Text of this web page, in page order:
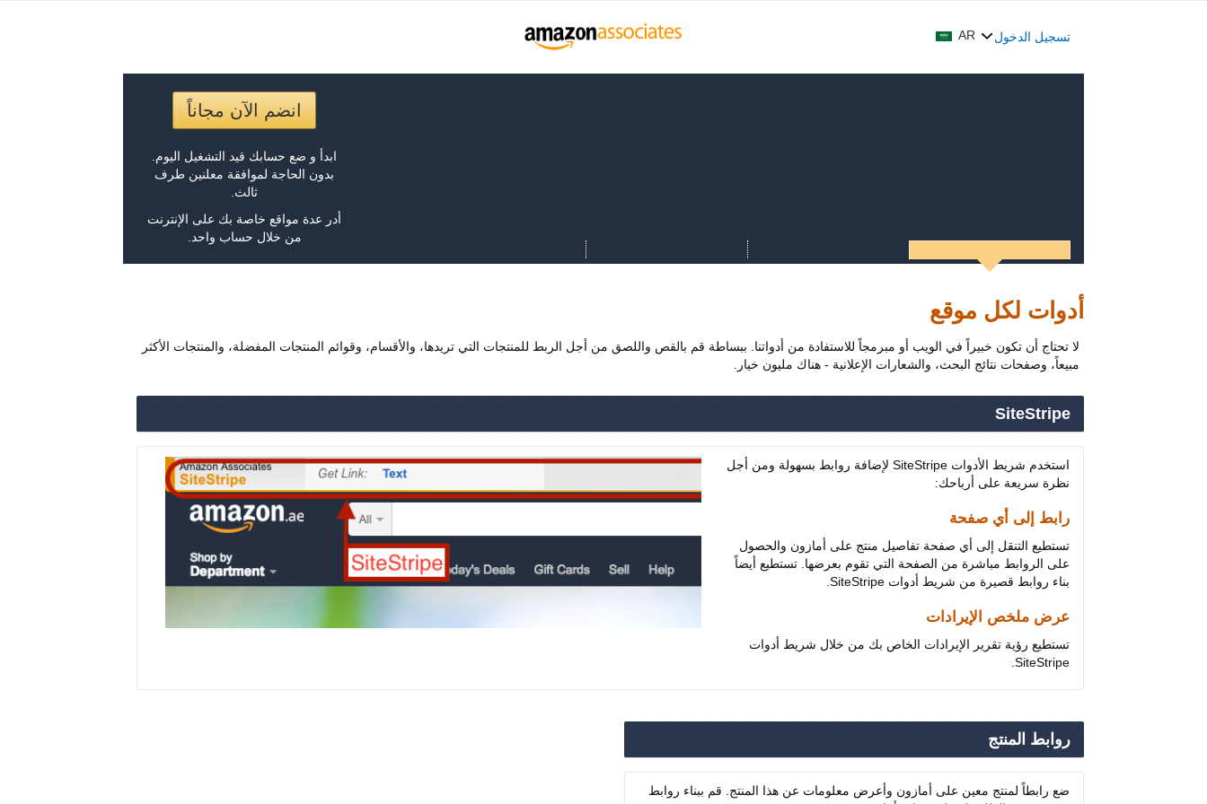
AR تسجيل الدخول
انضم الآن مجاناً
ابدأ و ضع حسابك قيد التشغيل اليوم.
بدون الحاجة لموافقة معلنين طرف
ثالث.
أدر عدة مواقع خاصة بك على الإنترنت
من خلال حساب واحد.
أدوات لكل موقع
لا تحتاج أن تكون خبيراً في الويب أو مبرمجاً للاستفادة من أدواتنا. ببساطة قم بالقص واللصق من أجل الربط للمنتجات التي تريدها، والأقسام، وقوائم المنتجات المفضلة، والمنتجات الأكثر
مبيعاً، وصفحات نتائج البحث، والشعارات الإعلانية - هناك مليون خيار.
SiteStripe
استخدم شريط الأدوات SiteStripe لإضافة روابط بسهولة ومن أجل
نظرة سريعة على أرباحك:
رابط إلى أي صفحة
تستطيع التنقل إلى أي صفحة تفاصيل منتج على أمازون والحصول
على الروابط مباشرة من الصفحة التي تقوم بعرضها. تستطيع أيضاً
بناء روابط قصيرة من شريط أدوات SiteStripe.
عرض ملخص الإيرادات
تستطيع رؤية تقرير الإيرادات الخاص بك من خلال شريط أدوات
SiteStripe.
روابط المنتج
ضع رابطاً لمنتج معين على أمازون وأعرض معلومات عن هذا المنتج. قم ببناء روابط